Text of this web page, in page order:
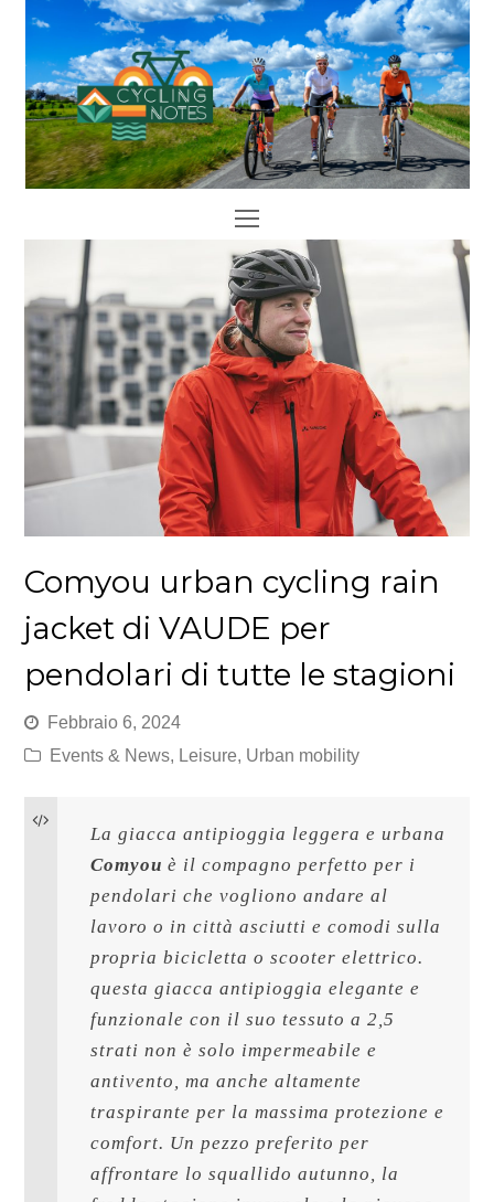
Open
Mobile
Menu
Comyou urban cycling rain
jacket di VAUDE per
pendolari di tutte le stagioni
Febbraio 6, 2024
Events & News, Leisure, Urban mobility
Comyou è il compagno perfetto per i
pendolari che vogliono andare al
lavoro o in città asciutti e comodi sulla
propria bicicletta o scooter elettrico.
questa giacca antipioggia elegante e
funzionale con il suo tessuto a 2,5
strati non è solo impermeabile e
antivento, ma anche altamente
traspirante per la massima protezione e
comfort. Un pezzo preferito per
affrontare lo squallido autunno, la